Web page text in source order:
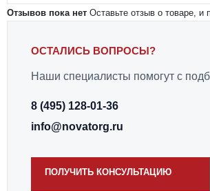
Отзывов пока нет Оставьте отзыв о товаре, и
ОСТАЛИСЬ ВОПРОСЫ?
Наши специалисты помогут с
8 (495) 128-01-36
info@novatorg.ru
ПОЛУЧИТЬ КОНСУЛЬТАЦИЮ